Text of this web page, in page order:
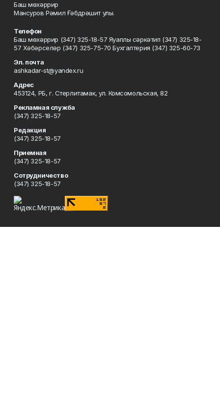
Баш мөхәррир
Мансуров Рәмил Ғәбдрәшит улы.
Телефон
Баш мөхәррир (347) 325-18-57 Яуаплы сәркәтип (347) 325-18-
57 Хәбәрселәр (347) 325-75-70 Бухгалтерия (347) 325-60-73
Эл. почта
ashkadar-st@yandex.ru
Адрес
453124, РБ, г. Стерлитамак, ул. Комсомольская, 82
Рекламная служба
(347) 325-18-57
Редакция
(347) 325-18-57
Приемная
(347) 325-18-57
Сотрудничество
(347) 325-18-57